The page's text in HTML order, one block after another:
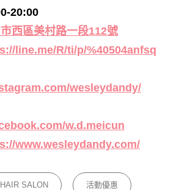
20:00
西區美村路一段112號
line.me/R/ti/p/%40504anfsq
wesleydandy/
w.d.meicun
www.wesleydandy.com/
SALON 活動優惠